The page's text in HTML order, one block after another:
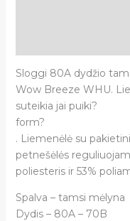
Sloggi 80A dydžio
Wow Breeze WHU.
suteikia jai puiki?
form?
. Liemenėlė su
petnešėlės
poliesteris ir 53%
Spalva – tamsi mėlyna
Dydis – 80A – 70B